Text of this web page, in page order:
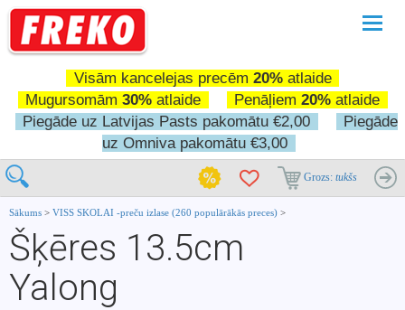
Visām kancelejas precēm 20%atlaide
Mugursomām 30% atlaide Penāļiem 20% atlaide
Piegāde uz Latvijas Pasts pakomātu €2,00
Piegāde
uz Omniva pakomātu €3,00
Grozs: tukšs
Sākums > VISS SKOLAI -preču izlase (260 populārākās preces) >
Šķēres 13.5cm
Yalong